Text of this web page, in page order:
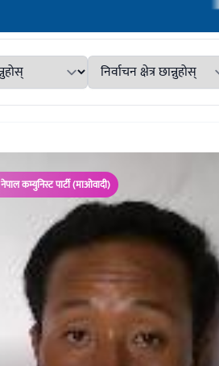
नेपाल कम्युनिस्ट पार्टी (माओवादी)